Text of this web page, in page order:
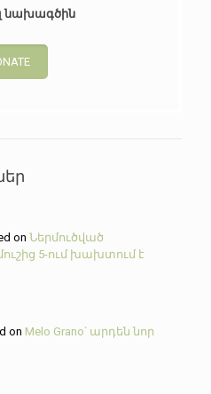
նախագծին
onՆերմուծված
5-ում խախտում է
on Melo Grano՝ արդեն նոր